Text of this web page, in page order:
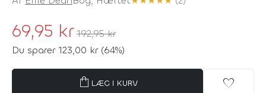
69,95 kr 192,95 kr
Du sparer 123,00 kr (64%)
shopping_bag LÆG I KURV favorite